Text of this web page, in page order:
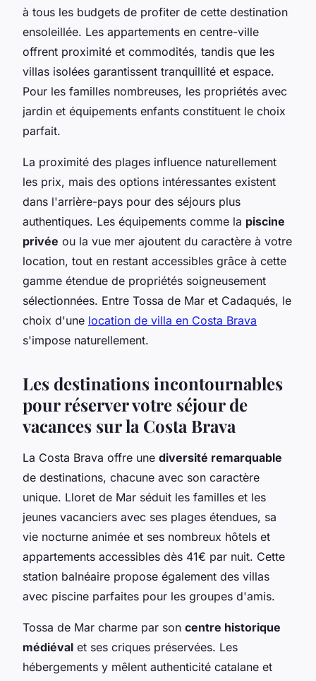
à tous les budgets de profiter de cette destination
ensoleillée. Les appartements en centre-ville
offrent proximité et commodités, tandis que les
villas isolées garantissent tranquillité et espace.
Pour les familles nombreuses, les propriétés avec
jardin et équipements enfants constituent le choix
parfait.
La proximité des plages influence naturellement
les prix, mais des options intéressantes existent
dans l'arrière-pays pour des séjours plus
authentiques. Les équipements comme la piscine
privée ou la vue mer ajoutent du caractère à votre
location, tout en restant accessibles grâce à cette
gamme étendue de propriétés soigneusement
sélectionnées. Entre Tossa de Mar et Cadaqués, le
choix d'une location de villa en Costa Brava
s'impose naturellement.
Les destinations incontournables
pour réserver votre séjour de
vacances sur la Costa Brava
La Costa Brava offre une diversité remarquable
de destinations, chacune avec son caractère
unique. Lloret de Mar séduit les familles et les
jeunes vacanciers avec ses plages étendues, sa
vie nocturne animée et ses nombreux hôtels et
appartements accessibles dès 41€ par nuit. Cette
station balnéaire propose également des villas
avec piscine parfaites pour les groupes d'amis.
Tossa de Mar charme par son centre historique
médiéval et ses criques préservées. Les
hébergements y mêlent authenticité catalane et